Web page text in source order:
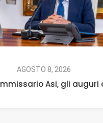
AGOSTO 8, 2026
Asi, gli auguri